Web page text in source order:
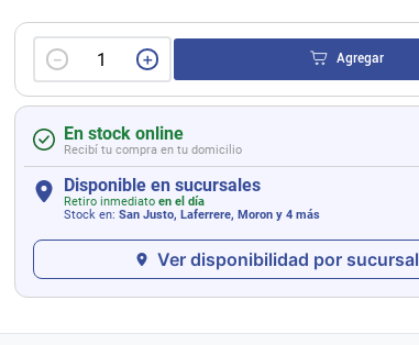
＋
－ Agregar
En stock online
Recibí tu compra en tu domicilio
Disponible en sucursales
Retiro inmediato en el día
Stock en: San Justo, Laferrere, Morony 4 más
Ver disponibilidad por sucursal